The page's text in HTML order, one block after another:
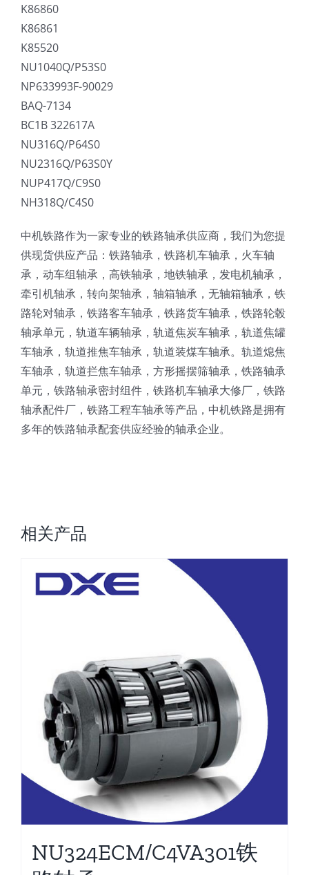
K86860
K86861
K85520
NU1040Q/P53S0
NP633993F-90029
BAQ-7134
BC1B 322617A
NU316Q/P64S0
NU2316Q/P63S0Y
NUP417Q/C9S0
NH318Q/C4S0
中机铁路作为一家专业的铁路轴承供应商，我们为您提
供现货供应产品：铁路轴承，铁路机车轴承，火车轴
承，动车组轴承，高铁轴承，地铁轴承，发电机轴承，
牵引机轴承，转向架轴承，轴箱轴承，无轴箱轴承，铁
路轮对轴承，铁路客车轴承，铁路货车轴承，铁路轮毂
轴承单元，轨道车辆轴承，轨道焦炭车轴承，轨道焦罐
车轴承，轨道推焦车轴承，轨道装煤车轴承。轨道熄焦
车轴承，轨道拦焦车轴承，方形摇摆筛轴承，铁路轴承
单元，铁路轴承密封组件，铁路机车轴承大修厂，铁路
轴承配件厂，铁路工程车轴承等产品，中机铁路是拥有
多年的铁路轴承配套供应经验的轴承企业。
相关产品
NU324ECM/C4VA301铁